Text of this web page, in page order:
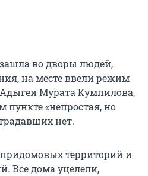
зашла во дворы людей,
на месте ввели режим
Мурата Кумпилова,
пункте «непростая, но
нет.
территорий и
Все дома уцелели,